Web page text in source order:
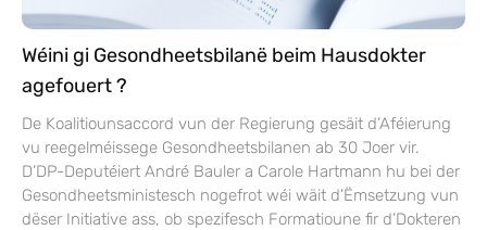
Wéini gi Gesondheetsbilanë beim Hausdokter
agefouert ?
De Koalitiounsaccord vun der Regierung gesäit d’Aféierung
vu reegelméissege Gesondheetsbilanen ab 30 Joer vir.
D’DP-Deputéiert André Bauler a Carole Hartmann hu bei der
Gesondheetsministesch nogefrot wéi wäit d’Ëmsetzung vun
dëser Initiative ass, ob spezifesch Formatioune fir d’Dokteren